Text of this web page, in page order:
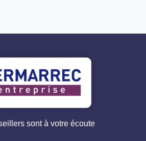
sont à votre écoute